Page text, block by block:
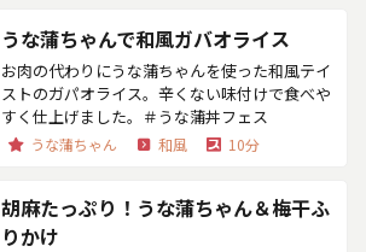
うな蒲ちゃんで和風ガバオライス
お肉の代わりにうな蒲ちゃんを使った和風テイ
ストのガパオライス。辛くない味付けで食べや
すく仕上げました。＃うな蒲丼フェス
うな蒲ちゃん 和風 10分
胡麻たっぷり！うな蒲ちゃん＆梅干ふ
りかけ